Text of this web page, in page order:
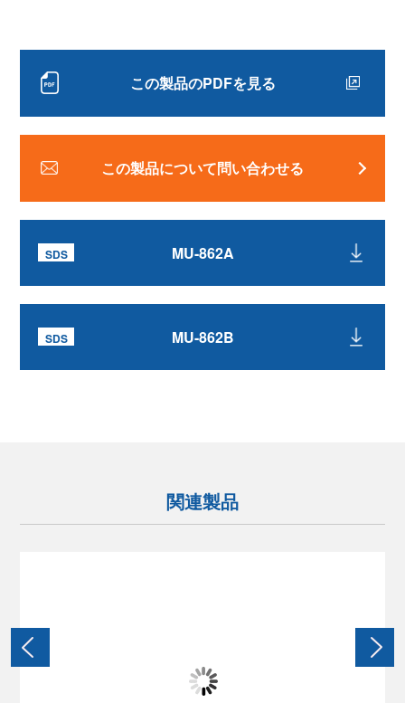
この製品のPDFを見る
この製品について問い合わせる
MU-862A
MU-862B
関連製品